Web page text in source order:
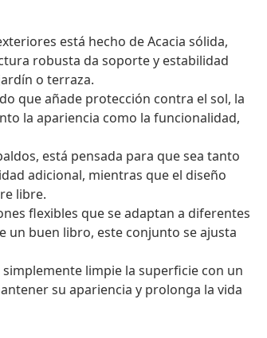
está hecho de Acacia sólida,
robusta da soporte y estabilidad
o terraza.
que añade protección contra el sol, la
la apariencia como la funcionalidad,
está pensada para que sea tanto
adicional, mientras que el diseño
libre.
flexibles que se adaptan a diferentes
un buen libro, este conjunto se ajusta
limpie la superficie con un
su apariencia y prolonga la vida